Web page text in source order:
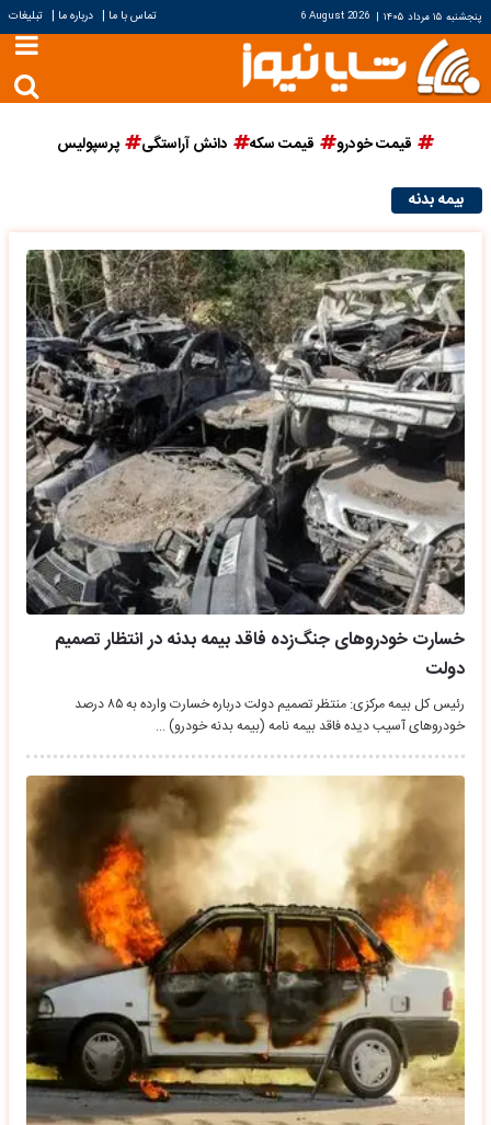
پنجشنبه ۱۵ مرداد ۱۴۰۵ |
6 August 2026 تماس با ما | درباره ما | تبلیغات
قیمت خودرو قیمت سکه دانش آراستگی پرسپولیس
بیمه بدنه
خسارت خودروهای جنگ‌زده فاقد بیمه بدنه در انتظار تصمیم
دولت
رئیس کل بیمه مرکزی: منتظر تصمیم دولت درباره خسارت وارده به ۸۵ درصد
خودروهای آسیب دیده فاقد بیمه نامه (بیمه بدنه خودرو) …